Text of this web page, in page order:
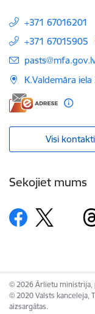
+371 67016201
+371 67015905
E-pasts:
K.Valdemāra
Visi kontakti
Sekojiet mums
© 2026 Ārlietu ministrija,
© 2020 Valsts kanceleja,
aizsargātas.